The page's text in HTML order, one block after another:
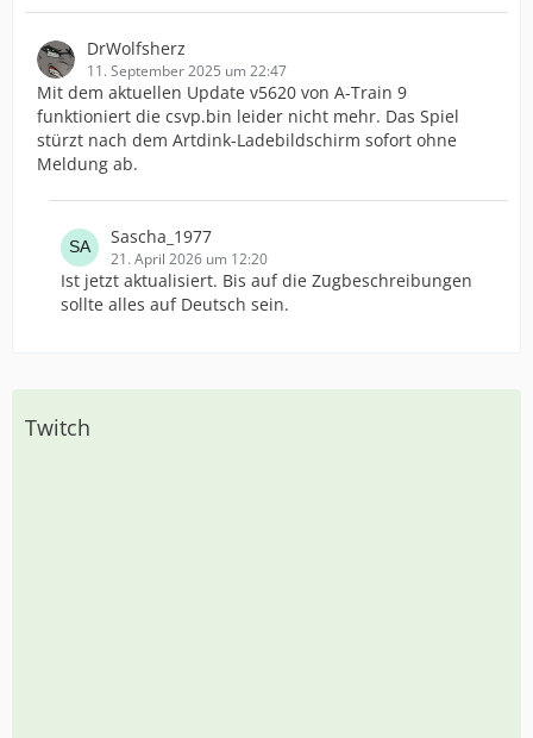
DrWolfsherz
11. September 2025 um 22:47
Mit dem aktuellen Update v5620 von A-Train 9
funktioniert die csvp.bin leider nicht mehr. Das Spiel
stürzt nach dem Artdink-Ladebildschirm sofort ohne
Meldung ab.
Sascha_1977
21. April 2026 um 12:20
Ist jetzt aktualisiert. Bis auf die Zugbeschreibungen
sollte alles auf Deutsch sein.
Twitch